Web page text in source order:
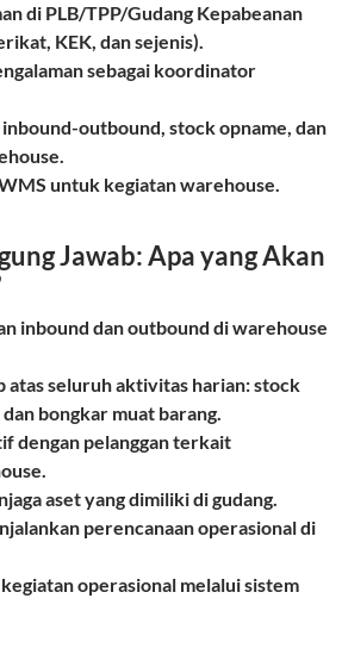
di PLB/TPP/Gudang Kepabeanan
KEK, dan sejenis).
sebagai koordinator
outbound, stock opname, dan
untuk kegiatan warehouse.
Jawab: Apa yang Akan
inbound dan outbound di warehouse
atas seluruh aktivitas harian: stock
bongkar muat barang.
dengan pelanggan terkait
aset yang dimiliki di gudang.
perencanaan operasional di
operasional melalui sistem